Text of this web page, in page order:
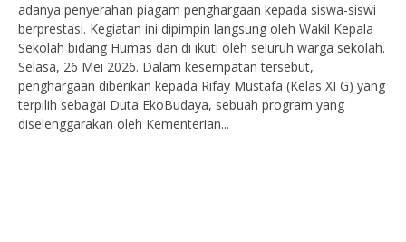
adanya penyerahan piagam penghargaan kepada siswa-siswi
berprestasi. Kegiatan ini dipimpin langsung oleh Wakil Kepala
Sekolah bidang Humas dan di ikuti oleh seluruh warga sekolah.
Selasa, 26 Mei 2026. Dalam kesempatan tersebut,
penghargaan diberikan kepada Rifay Mustafa (Kelas XI G) yang
terpilih sebagai Duta EkoBudaya, sebuah program yang
diselenggarakan oleh Kementerian...